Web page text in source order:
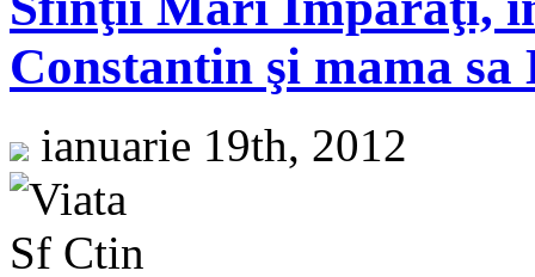
Constantin şi mama sa
ianuarie 19th, 2012